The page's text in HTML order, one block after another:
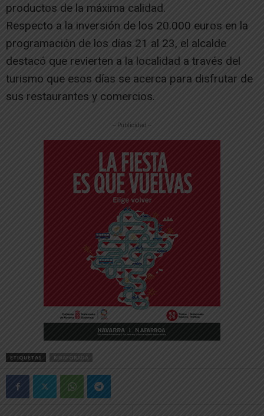
productos de la máxima calidad.
Respecto a la inversión de los 20.000 euros en la
programación de los días 21 al 23, el alcalde
destacó que revierten a la localidad a través del
turismo que esos días se acerca para disfrutar de
sus restaurantes y comercios.
-- Publicidad --
ETIQUETAS RIBAFORADA